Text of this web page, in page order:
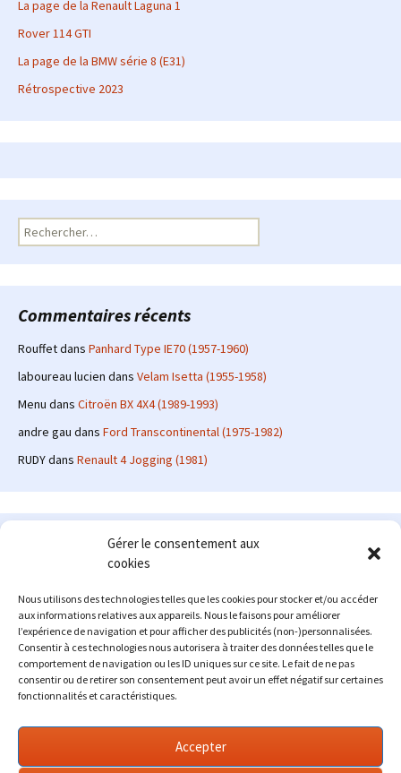
Gérer le consentement aux
cookies
Nous utilisons des technologies telles que les cookies pour stocker et/ou accéder
aux informations relatives aux appareils. Nous le faisons pour améliorer
l’expérience de navigation et pour afficher des publicités (non-)personnalisées.
Consentir à ces technologies nous autorisera à traiter des données telles que le
comportement de navigation ou les ID uniques sur ce site. Le fait de ne pas
consentir ou de retirer son consentement peut avoir un effet négatif sur certaines
fonctionnalités et caractéristiques.
Accepter
La page de la Renault Laguna 1
Rover 114 GTI
La page de la BMW série 8 (E31)
Rétrospective 2023
Rechercher :
Commentaires récents
Rouffetdans Panhard Type IE70 (1957-1960)
laboureau lucien dans Velam Isetta (1955-1958)
Menu dans Citroën BX 4X4 (1989-1993)
andre gau dans Ford Transcontinental (1975-1982)
RUDYdans Renault 4 Jogging (1981)
Le site en quelques mots
: passionné d'automobile ancienne depuis de
nombreuses années, j'ai commencé à partager ma passion sur
internet à partir de 2009 au travers d'un blog qui a connu un relatif
succès. Fin 2013, je décide de prendre mon autonomie et me lancer
avec mon propre site : l'Automobile Ancienne.
Me contacter : alex(at)lautomobileancienne.com